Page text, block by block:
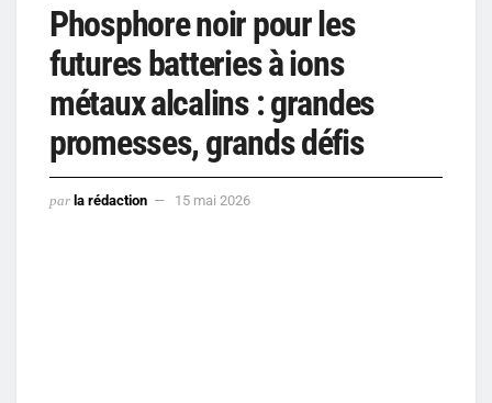
Phosphore noir pour les
futures batteries à ions
métaux alcalins : grandes
promesses, grands défis
par la rédaction 15 mai 2026